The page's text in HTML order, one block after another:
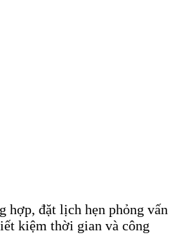
hợp, đặt lịch hẹn phỏng vấn
kiệm thời gian và công